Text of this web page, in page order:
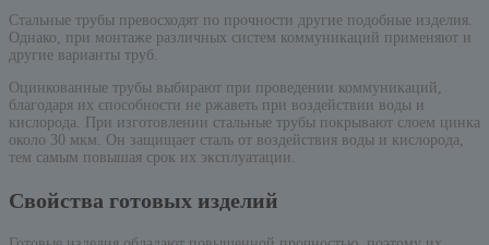
Стальные трубы превосходят по прочности другие подобные изделия.
Однако, при монтаже различных систем коммуникаций применяют и
другие варианты труб.
Оцинкованные трубы выбирают при проведении коммуникаций,
благодаря их способности не ржаветь при воздействии воды и
кислорода. При изготовлении стальные трубы покрывают слоем цинка
около 30 мкм. Он защищает сталь от воздействия воды и кислорода,
тем самым повышая срок их эксплуатации.
Свойства готовых изделий